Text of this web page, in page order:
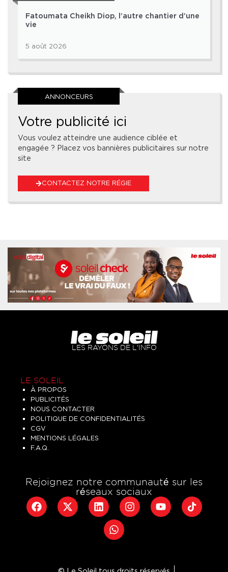
Fatoumata Cheikh Diop, l’autre chantier d’une
vie
5 août 2026
ANNONCEURS
Votre publicité ici
Vous voulez atteindre une audience ciblée et
engagée ? Placez vos bannières publicitaires sur notre
site
CONTACTEZ NOTRE RÉGIE
LES RAYONS DE L'INFO
LE SOLEIL
À PROPOS
PUBLICITÉS
NOUS CONTACTER
POLITIQUE DE CONFIDENTIALITÉS
CGV
MENTIONS LÉGALES
F.A.Q.
Rejoignez notre communauté sur les
réseaux sociaux